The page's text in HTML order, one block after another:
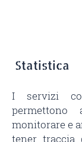
Statistica
I servizi
monitorare e
tener traccia